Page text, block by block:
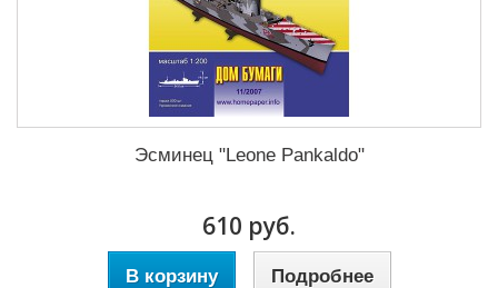
Эсминец "Lеоnе Pankaldo"
610 руб.
В корзину Подробнее